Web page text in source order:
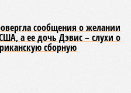
сообщения о желании
а ее дочь Дэвис – слухи о
сборную